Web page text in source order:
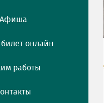
Афиша
билет онлайн
работы